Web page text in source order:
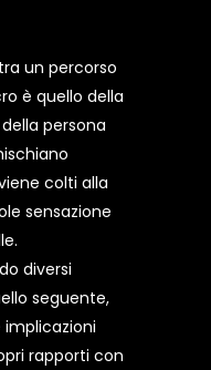
un percorso
è quello della
persona
colti alla
sensazione
diversi
seguente,
implicazioni
rapporti con